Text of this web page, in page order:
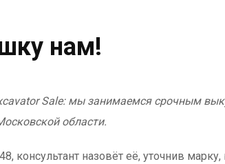
нам!
Sale: мы занимаемся срочным
области.
назовёт её, уточнив марку,